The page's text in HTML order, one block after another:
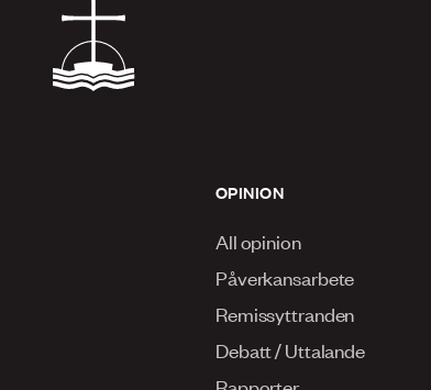
OPINION
All opinion
Påverkansarbete
Remissyttranden
Debatt / Uttalande